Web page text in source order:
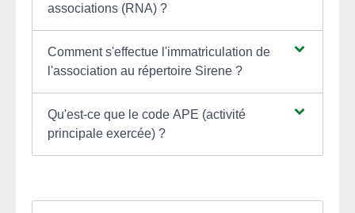
associations (RNA) ?
Comment s'effectue l'immatriculation de
l'association au répertoire Sirene ?
Qu'est-ce que le code APE (activité
principale exercée) ?